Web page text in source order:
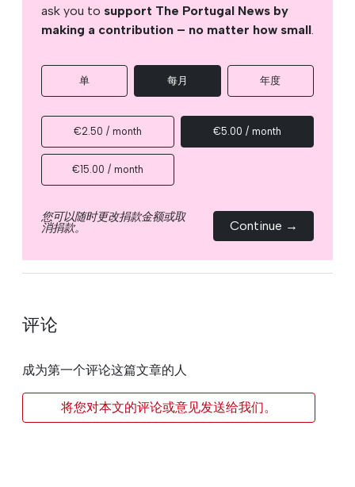
ask you to support The Portugal News by
making a contribution – no matter how small.
单 每月 年度
€2.50 / month €5.00 / month
€15.00 / month
您可以随时更改捐款金额或取
消捐款。 Continue →
评论
成为第一个评论这篇文章的人
将您对本文的评论或意见发送给我们。